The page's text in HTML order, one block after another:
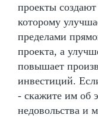
проекты
которому
пределами
проекта, а
повышает
инвестиций.
- скажите им об
недовольства и